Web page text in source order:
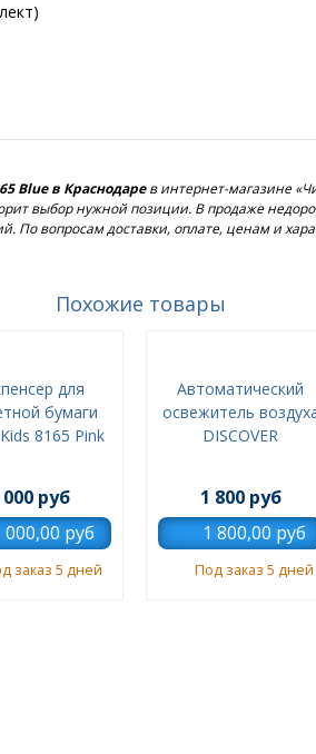
Blue в Краснодарев интернет-магазине
выбор нужной позиции. В продаже
По вопросам доставки, оплате, ценам и
Похожие товары
для
бумаги
8165 Pink
000 руб
заказ 5 дней
Автоматический
освежитель
DISCOVER
1 800 руб
Под заказ 5 дней